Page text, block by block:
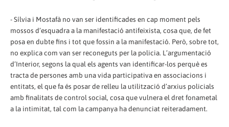
- Sílvia i Mostafà no van ser identificades en cap moment pels
mossos d’esquadra a la manifestació antifeixista, cosa que, de fet
posa en dubte fins i tot que fossin a la manifestació. Però, sobre tot,
no explica com van ser reconeguts per la policia. L’argumentació
d’Interior, segons la qual els agents van identificar-los perquè es
tracta de persones amb una vida participativa en associacions i
entitats, el que fa és posar de relleu la utilització d’arxius policials
amb finalitats de control social, cosa que vulnera el dret fonametal
a la intimitat, tal com la campanya ha denunciat reiteradament.